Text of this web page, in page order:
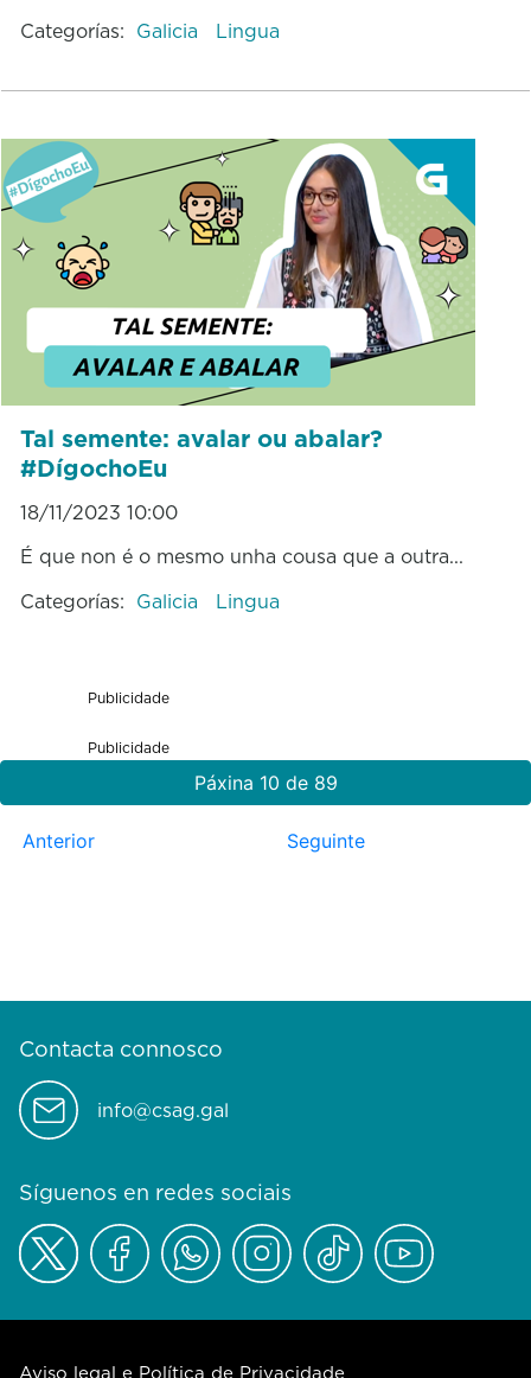
Categorías: Galicia Lingua
Tal semente: avalar ou abalar?
#DígochoEu
18/11/2023 10:00
É que non é o mesmo unha cousa que a outra...
Categorías: Galicia Lingua
Publicidade
Publicidade
Páxina 10 de 89
Anterior Seguinte
Contacta connosco
info@csag.gal
Síguenos en redes sociais
Aviso legal e Política de Privacidade